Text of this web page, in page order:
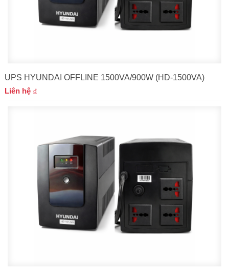
UPS HYUNDAI OFFLINE 1500VA/900W (HD-1500VA)
Liên hệ